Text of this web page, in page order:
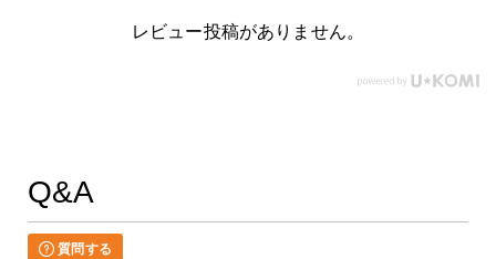
レビュー投稿がありません。
Q&A
質問する